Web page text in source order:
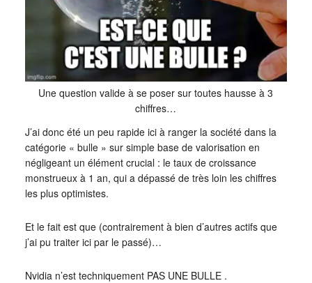
Une question valide à se poser sur toutes hausse à 3
chiffres…
J’ai donc été un peu rapide ici à ranger la société dans la
catégorie « bulle » sur simple base de valorisation en
négligeant un élément crucial : le taux de croissance
monstrueux à 1 an, qui a dépassé de très loin les chiffres
les plus optimistes.
Et le fait est que (contrairement à bien d’autres actifs que
j’ai pu traiter ici par le passé)…
Nvidia n’est techniquement PAS UNE BULLE .